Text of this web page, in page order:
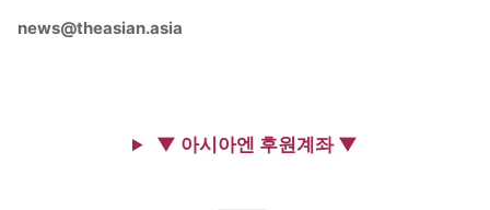
news@theasian.asia
▼ 아시아엔 후원계좌 ▼